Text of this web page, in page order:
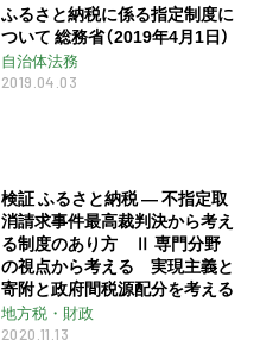
ふるさと納税に係る指定制度に
ついて 総務省（2019年4月1日）
自治体法務
2019.04.03
検証 ふるさと納税 ― 不指定取
消請求事件最高裁判決から考え
る制度のあり方 Ⅱ 専門分野
の視点から考える 実現主義と
寄附と政府間税源配分を考える
地方税・財政
2020.11.13